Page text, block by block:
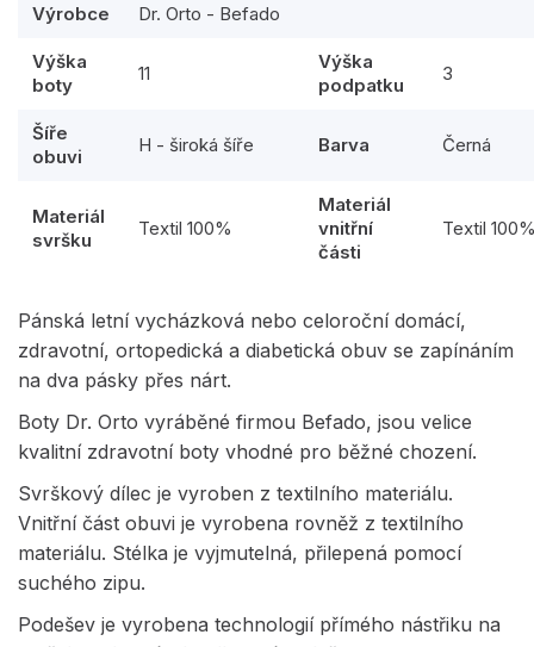
Výrobce Dr. Orto - Befado
Výška
boty
11
Výška
podpatku
3
Šíře
obuvi
H - široká šíře Barva Černá
Materiál
svršku
Textil 100%
Materiál
vnitřní
části
Textil
Pánská letní vycházková nebo celoroční domácí,
zdravotní, ortopedická a diabetická obuv se zapínáním
na dva pásky přes nárt.
Boty Dr. Orto vyráběné firmou Befado, jsou velice
kvalitní zdravotní boty vhodné pro běžné chození.
Svrškový dílec je vyroben z textilního materiálu.
Vnitřní část obuvi je vyrobena rovněž z textilního
materiálu. Stélka je vyjmutelná, přilepená pomocí
suchého zipu.
Podešev je vyrobena technologií přímého nástřiku na